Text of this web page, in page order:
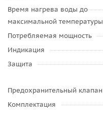
Время нагрева воды до
максимальной температуры
Потребляемая мощность
Индикация
Защита
Предохранительный клапан
Комплектация